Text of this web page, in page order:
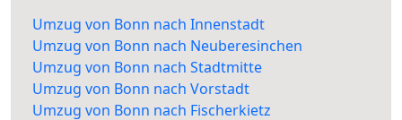
Umzug von Bonn nach Innenstadt
Umzug von Bonn nach Neuberesinchen
Umzug von Bonn nach Stadtmitte
Umzug von Bonn nach Vorstadt
Umzug von Bonn nach Fischerkietz